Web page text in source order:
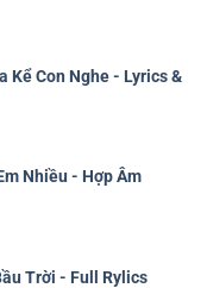
Kể Con Nghe - Lyrics &
Nhiều - Hợp Âm
Trời - Full Rylics